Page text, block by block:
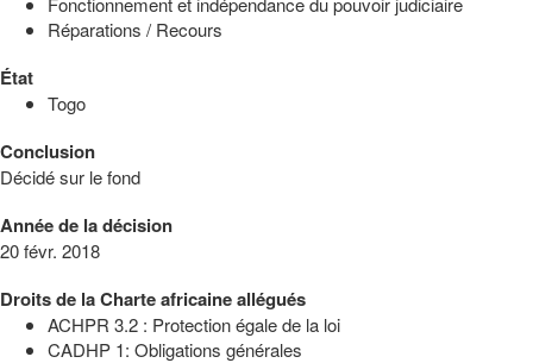
Réparations / Recours
État
Togo
Conclusion
Décidé sur le fond
Année de la décision
20 févr. 2018
Droits de la Charte africaine allégués
ACHPR 3.2 : Protection égale de la loi
CADHP 1: Obligations générales